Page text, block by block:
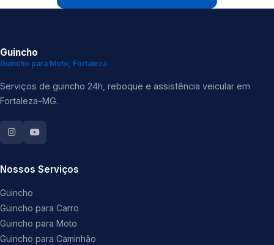
Guincho
Guincho para Moto, Fortaleza
Serviços de guincho 24h, reboque e assistência veicular em
Fortaleza-MG.
Nossos Serviços
Guincho
Guincho para Carro
Guincho para Moto
Guincho para Caminhão